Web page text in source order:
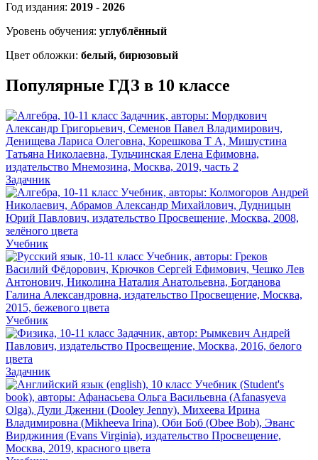
Год издания: 2019 - 2026
Уровень обучения: углублённый
Цвет обложки: белый, бирюзовый
Популярные ГДЗ в 10 классе
Задачник
Учебник
Учебник
Задачник